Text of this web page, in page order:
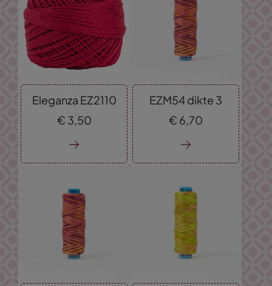
Eleganza EZ2110
€ 3,50
EZM54 dikte 3
€ 6,70